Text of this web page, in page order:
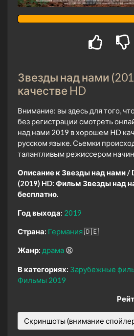
Звезды над нами
качестве HD
Внимание: вы здесь для того,
без регистрации смотреть
над нами 2019 в хорошем HD
русском языке. Сьемки
талантливым режиссером
Описание к Звезды над нами /
(2019) HD: Фильм Звезды над
бесплатно.
Год выхода: 2019
Страна: Германия🇩🇪
Жанр: драма 😫
В категориях: Зарубежные
Фильмы 2019
Скриншоты (внимание